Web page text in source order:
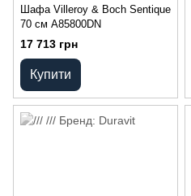
Шафа Villeroy & Boch Sentique
70 см A85800DN
17 713 грн
Купити